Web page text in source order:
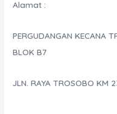
Alamat :
PERGUDANGAN KECANA
BLOK B7
JLN. RAYA TROSOBO KM